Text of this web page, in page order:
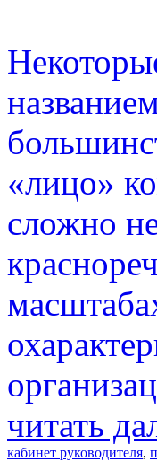
«лицо»
сложно
читать
кабинет руководителя,